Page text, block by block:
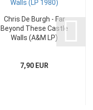
Chris De Burgh - Far
Beyond These Castle
Walls (A&M LP)
7,90 EUR